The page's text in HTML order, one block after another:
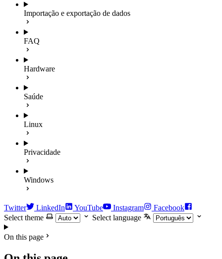
Importação e exportação de dados
FAQ
Hardware
Saúde
Linux
Privacidade
Windows
Twitter LinkedIn YouTube Instagram
Facebook
Select theme
Select language
On this page